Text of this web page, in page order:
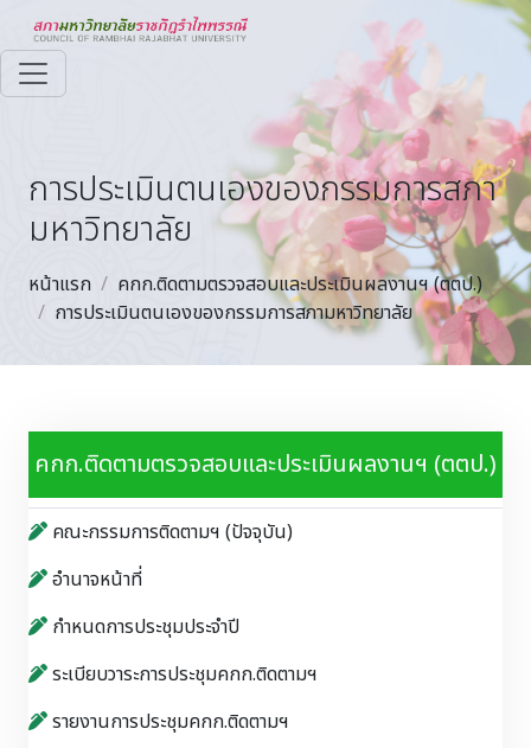
การประเมินตนเองของกรรมการสภา
มหาวิทยาลัย
หน้าแรก
คกก.ติดตามตรวจสอบและประเมินผลงานฯ (ตตป.)
การประเมินตนเองของกรรมการสภามหาวิทยาลัย
คกก.ติดตามตรวจสอบและประเมินผลงานฯ (ตตป.)
คณะกรรมการติดตามฯ (ปัจจุบัน)
อำนาจหน้าที่
กำหนดการประชุมประจำปี
ระเบียบวาระการประชุมคกก.ติดตามฯ
รายงานการประชุมคกก.ติดตามฯ